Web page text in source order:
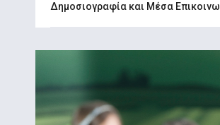
Δημοσιογραφία και Μέσα